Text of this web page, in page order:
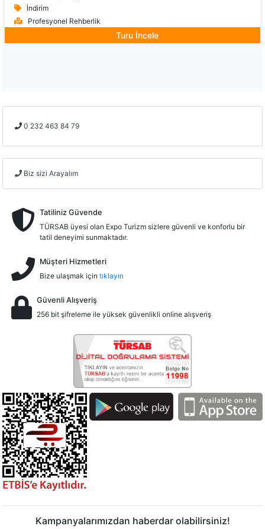
İndirim
Profesyonel Rehberlik
Turu İncele
0 232 463 84 79
Biz sizi Arayalım
Tatiliniz Güvende
TÜRSAB üyesi olan Expo Turizm sizlere güvenli ve konforlu bir
tatil deneyimi sunmaktadır.
Müşteri Hizmetleri
Bize ulaşmak için tıklayın
Güvenli Alışveriş
256 bit şifreleme ile yüksek güvenlikli online alışveriş
Kampanyalarımızdan haberdar olabilirsiniz!